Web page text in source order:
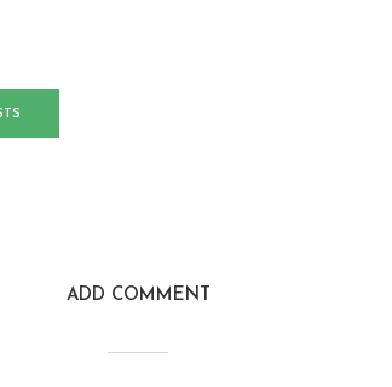
ADD COMMENT